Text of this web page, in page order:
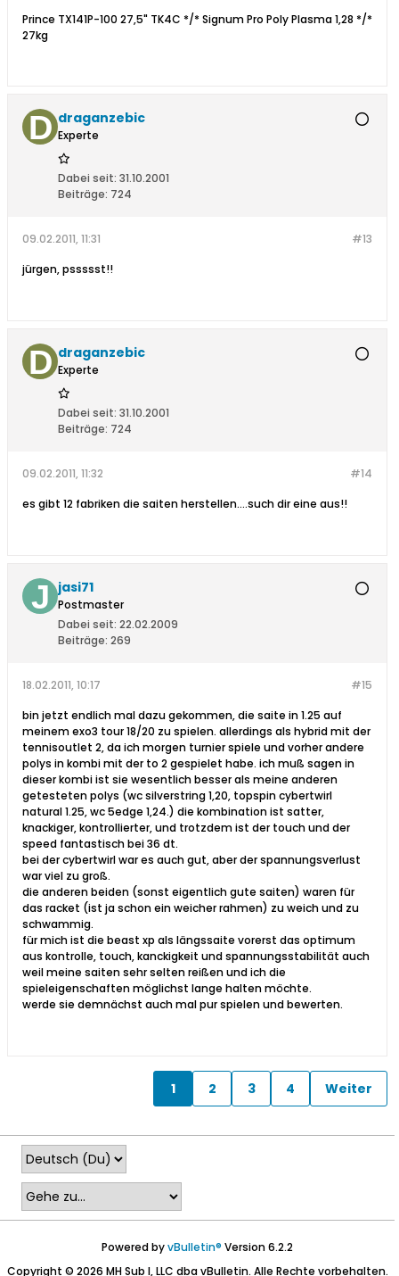
Prince TX141P-100 27,5" TK4C */* Signum Pro Poly Plasma 1,28 */*
27kg
draganzebic
Experte
Dabei seit: 31.10.2001
Beiträge: 724
#13
09.02.2011, 11:31
jürgen, pssssst!!
draganzebic
Experte
Dabei seit: 31.10.2001
Beiträge: 724
#14
09.02.2011, 11:32
es gibt 12 fabriken die saiten herstellen....such dir eine aus!!
jasi71
Postmaster
Dabei seit: 22.02.2009
Beiträge: 269
#15
18.02.2011, 10:17
bin jetzt endlich mal dazu gekommen, die saite in 1.25 auf
meinem exo3 tour 18/20 zu spielen. allerdings als hybrid mit der
tennisoutlet 2, da ich morgen turnier spiele und vorher andere
polys in kombi mit der to 2 gespielet habe. ich muß sagen in
dieser kombi ist sie wesentlich besser als meine anderen
getesteten polys (wc silverstring 1,20, topspin cybertwirl
natural 1.25, wc 5edge 1,24.) die kombination ist satter,
knackiger, kontrollierter, und trotzdem ist der touch und der
speed fantastisch bei 36 dt.
bei der cybertwirl war es auch gut, aber der spannungsverlust
war viel zu groß.
die anderen beiden (sonst eigentlich gute saiten) waren für
das racket (ist ja schon ein weicher rahmen) zu weich und zu
schwammig.
für mich ist die beast xp als längssaite vorerst das optimum
aus kontrolle, touch, kanckigkeit und spannungsstabilität auch
weil meine saiten sehr selten reißen und ich die
spieleigenschaften möglichst lange halten möchte.
werde sie demnächst auch mal pur spielen und bewerten.
1 2 3 4 Weiter
Powered byvBulletin® Version 6.2.2
Copyright © 2026 MH Sub I, LLC dba vBulletin. Alle Rechte vorbehalten.